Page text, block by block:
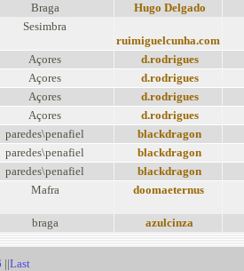
Braga Hugo Delgado
Sesimbra
ruimiguelcunha.com
Açores d.rodrigues
Açores d.rodrigues
Açores d.rodrigues
Açores d.rodrigues
paredes\penafiel blackdragon
paredes\penafiel blackdragon
paredes\penafiel blackdragon
Mafra doomaeternus
braga azulcinza
||Last